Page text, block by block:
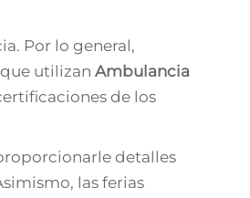
Por lo general,
utilizan Ambulancia
de los
detalles
las ferias